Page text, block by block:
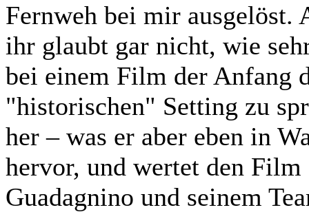
Fernweh bei mir ausgelöst.
ihr glaubt gar nicht, wie
bei einem Film der Anfang
"historischen" Setting zu
her – was er aber eben in
hervor, und wertet den
Guadagnino und seinem